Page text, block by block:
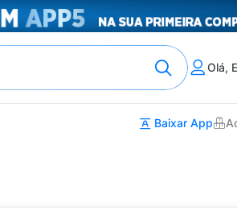
Olá,
Baixar App